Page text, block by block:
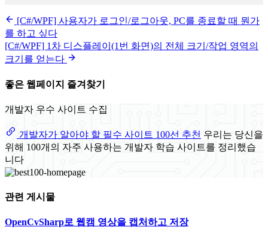
[C#/WPF] 사용자가 로그인/로그아웃, PC를 종료할 때 뭔가
를 하고 싶다
[C#/WPF] 1차 디스플레이(1번 화면)의 전체 크기/작업 영역의
크기를 얻는다
좋은 웹페이지 즐겨찾기
개발자 우수 사이트 수집
개발자가 알아야 할 필수 사이트 100선 추천 우리는 당신을
위해 100개의 자주 사용하는 개발자 학습 사이트를 정리했습
니다
관련 게시물
OpenCvSharp로 웹캠 영상을 캡처하고 저장